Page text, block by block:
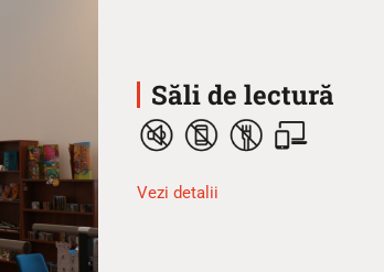
Săli de lectură
Vezi detalii